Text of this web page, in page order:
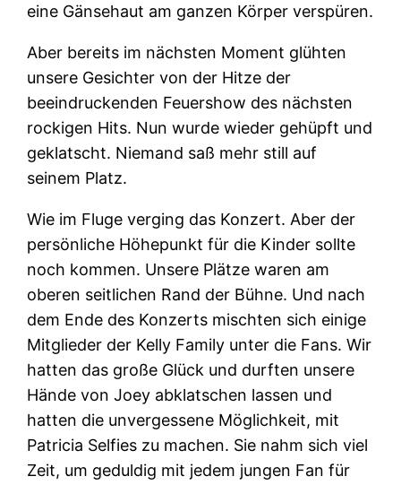
eine Gänsehaut am ganzen Körper verspüren.
Aber bereits im nächsten Moment glühten
unsere Gesichter von der Hitze der
beeindruckenden Feuershow des nächsten
rockigen Hits. Nun wurde wieder gehüpft und
geklatscht. Niemand saß mehr still auf
seinem Platz.
Wie im Fluge verging das Konzert. Aber der
persönliche Höhepunkt für die Kinder sollte
noch kommen. Unsere Plätze waren am
oberen seitlichen Rand der Bühne. Und nach
dem Ende des Konzerts mischten sich einige
Mitglieder der Kelly Family unter die Fans. Wir
hatten das große Glück und durften unsere
Hände von Joey abklatschen lassen und
hatten die unvergessene Möglichkeit, mit
Patricia Selfies zu machen. Sie nahm sich viel
Zeit, um geduldig mit jedem jungen Fan für